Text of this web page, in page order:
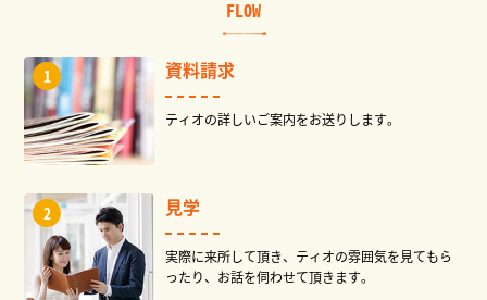
FLOW
資料請求
ティオの詳しいご案内をお送りします。
見学
実際に来所して頂き、ティオの雰囲気を見てもら
ったり、お話を伺わせて頂きます。